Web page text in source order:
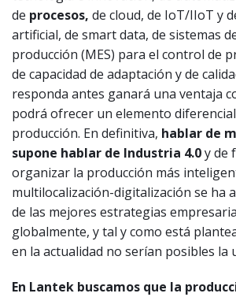
de procesos, de cloud, de IoT/IIoT y
artificial, de smart data, de sistemas
producción (MES) para el control de
de capacidad de adaptación y de
responda antes ganará una ventaja
podrá ofrecer un elemento
producción. En definitiva, hablar de
supone hablar de Industria 4.0y de
organizar la producción más
multilocalización-digitalización se ha
de las mejores estrategias
globalmente, y tal y como está
en la actualidad no serían posibles la
En Lantek buscamos que la